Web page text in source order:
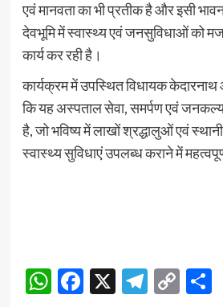
एवं मानवता का भी प्रतीक है और इसी
देवभूमि में स्वास्थ्य एवं जनसुविधाओं को
कार्य कर रही है।
कार्यक्रम में उपस्थित विधायक केदारनाथ
कि यह अस्पताल सेवा, समर्पण एवं
है, जो भविष्य में लाखों श्रद्धालुओं एवं
स्वास्थ्य सुविधाएं उपलब्ध कराने में
WhatsApp
Facebook
X
Copy